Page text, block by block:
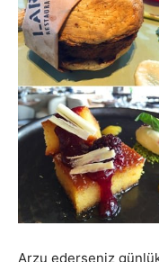
Arzu ederseniz günlük